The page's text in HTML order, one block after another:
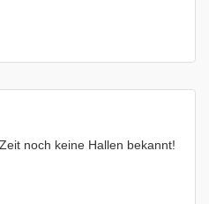
noch keine Hallen bekannt!